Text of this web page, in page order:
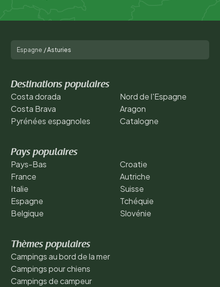
Espagne /Asturies
Destinations populaires
Costa dorada
Costa Brava
Pyrénées espagnoles
Nord de l'Espagne
Aragon
Catalogne
Pays populaires
Pays-Bas
France
Italie
Espagne
Belgique
Croatie
Autriche
Suisse
Tchéquie
Slovénie
Thèmes populaires
Campings au bord de la mer
Campings pour chiens
Campings de campeur